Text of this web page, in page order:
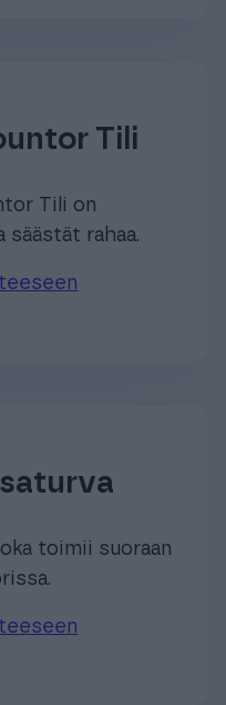
Tili
Tili on
rahaa.
toimii suoraan